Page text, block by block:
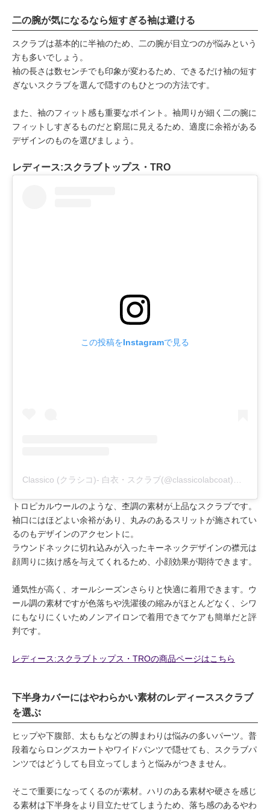
二の腕が気になるなら短すぎる袖は避ける
スクラブは基本的に半袖のため、二の腕が目立つのが悩みという
方も多いでしょう。
袖の長さは数センチでも印象が変わるため、できるだけ袖の短す
ぎないスクラブを選んで隠すのもひとつの方法です。
また、袖のフィット感も重要なポイント。袖周りが細く二の腕に
フィットしすぎるものだと窮屈に見えるため、適度に余裕がある
デザインのものを選びましょう。
レディース:スクラブトップス・TRO
この投稿をInstagramで見る
Classico (クラシコ)- 白衣・スクラブ(@classicolabcoat)がシェアした投稿
トロピカルウールのような、杢調の素材が上品なスクラブです。
袖口にはほどよい余裕があり、丸みのあるスリットが施されてい
るのもデザインのアクセントに。
ラウンドネックに切れ込みが入ったキーネックデザインの襟元は
顔周りに抜け感を与えてくれるため、小顔効果が期待できます。
通気性が高く、オールシーズンさらりと快適に着用できます。ウ
ール調の素材ですが色落ちや洗濯後の縮みがほとんどなく、シワ
にもなりにくいためノンアイロンで着用できてケアも簡単だと評
判です。
レディース:スクラブトップス・TROの商品ページはこちら
下半身カバーにはやわらかい素材のレディーススクラブ
を選ぶ
ヒップや下腹部、太ももなどの脚まわりは悩みの多いパーツ。普
段着ならロングスカートやワイドパンツで隠せても、スクラブパ
ンツではどうしても目立ってしまうと悩みがつきません。
そこで重要になってくるのが素材。ハリのある素材や硬さを感じ
る素材は下半身をより目立たせてしまうため、落ち感のあるやわ